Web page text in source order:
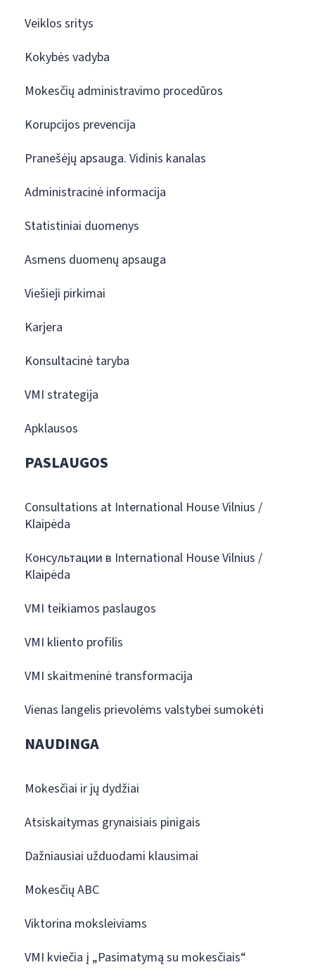
Veiklos sritys
Kokybės vadyba
Mokesčių administravimo procedūros
Korupcijos prevencija
Pranešėjų apsauga. Vidinis kanalas
Administracinė informacija
Statistiniai duomenys
Asmens duomenų apsauga
Viešieji pirkimai
Karjera
Konsultacinė taryba
VMI strategija
Apklausos
PASLAUGOS
Consultations at International House Vilnius /
Klaipėda
Консультации в International House Vilnius /
Klaipėda
VMI teikiamos paslaugos
VMI kliento profilis
VMI skaitmeninė transformacija
Vienas langelis prievolėms valstybei sumokėti
NAUDINGA
Mokesčiai ir jų dydžiai
Atsiskaitymas grynaisiais pinigais
Dažniausiai užduodami klausimai
Mokesčių ABC
Viktorina moksleiviams
VMI kviečia į „Pasimatymą su mokesčiais“